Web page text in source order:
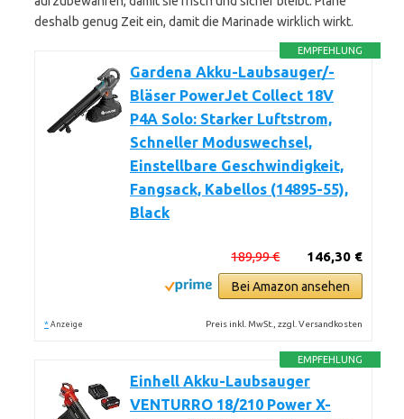
deshalb genug Zeit ein, damit die Marinade wirklich wirkt.
EMPFEHLUNG
Gardena Akku-Laubsauger/-
Bläser PowerJet Collect 18V
P4A Solo: Starker Luftstrom,
Schneller Moduswechsel,
Einstellbare Geschwindigkeit,
Fangsack, Kabellos (14895-55),
Black
146,30 €
189,99 €
Bei Amazon ansehen
* Anzeige Preis inkl. MwSt., zzgl. Versandkosten
EMPFEHLUNG
Einhell Akku-Laubsauger
VENTURRO 18/210 Power X-